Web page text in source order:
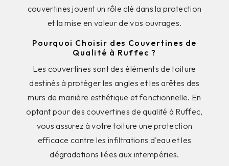
couvertines jouent un rôle clé dans la protection
et la mise en valeur de vos ouvrages.
Pourquoi Choisir des Couvertines de
Qualité à Ruffec ?
Les couvertines sont des éléments de toiture
destinés à protéger les angles et les arêtes des
murs de manière esthétique et fonctionnelle. En
optant pour des couvertines de qualité à Ruffec,
vous assurez à votre toiture une protection
efficace contre les infiltrations d'eau et les
dégradations liées aux intempéries.